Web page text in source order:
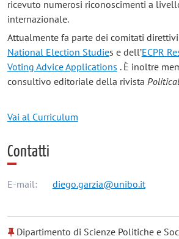
ricevuto numerosi riconoscimenti a
internazionale.
Attualmente fa parte dei comitati
National Election Studies e dell’ECPR
Voting Advice Applications . È inoltre
consultivo editoriale della rivista
Vai al Curriculum
Contatti
E-mail: diego.garzia@unibo.it
Dipartimento di Scienze Politiche e